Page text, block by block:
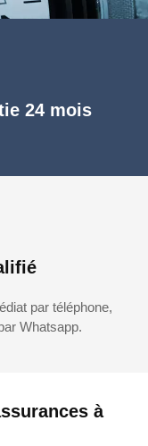
à
24 mois
par téléphone,
Whatsapp.